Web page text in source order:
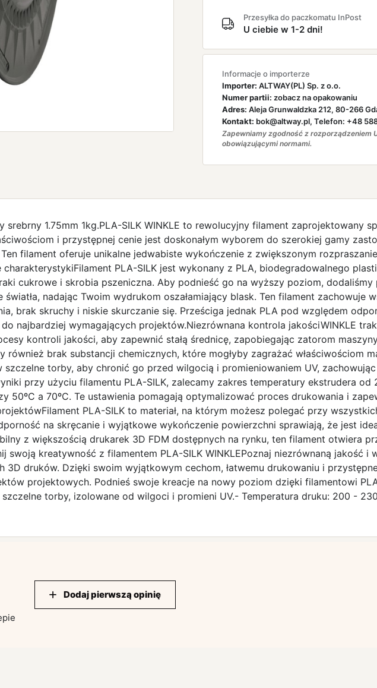
Przesyłka do paczkomatu InPost
U ciebie w 1-2 dni!
Informacje o importerze
Importer: ALTWAY(PL) Sp. z o.o.
Numer partii: zobacz na opakowaniu
Adres: Aleja Grunwaldzka 212, 80-266
Kontakt: bok@altway.pl, Telefon: +48
Zapewniamy zgodność z rozporządzeniem
obowiązującymi normami.
srebrny 1.75mm 1kg.PLA-SILK WINKLE to rewolucyjny filament zaprojektowany
i przystępnej cenie jest doskonałym wyborem do szerokiej gamy
filament oferuje unikalne jedwabiste wykończenie z zwiększonym
PLA-SILK jest wykonany z PLA, biodegradowalnego
cukrowe i skrobia pszeniczna. Aby podnieść go na wyższy poziom,
nadając Twoim wydrukom oszałamiający blask. Ten filament zachowuje
brak skruchy i niskie skurczanie się. Prześciga jednak PLA pod względem
najbardziej wymagających projektów.Niezrównana kontrola jakościWINKLE
kontroli jakości, aby zapewnić stałą średnicę, zapobiegając zatorom
brak substancji chemicznych, które mogłyby zagrażać właściwościom
torby, aby chronić go przed wilgocią i promieniowaniem UV,
przy użyciu filamentu PLA-SILK, zalecamy zakres temperatury ekstrudera od
50ºC a 70ºC. Te ustawienia pomagają optymalizować proces drukowania i
PLA-SILK to materiał, na którym możesz polegać przy
na skręcanie i wyjątkowe wykończenie powierzchni sprawiają, że jest
z większością drukarek 3D FDM dostępnych na rynku, ten filament otwiera
swoją kreatywność z filamentem PLA-SILK WINKLEPoznaj niezrównaną jakość i
3D druków. Dzięki swoim wyjątkowym cechom, łatwemu drukowaniu i
projektowych. Podnieś swoje kreacje na nowy poziom dzięki filamentowi
torby, izolowane od wilgoci i promieni UV.- Temperatura druku: 200 -
Dodaj pierwszą opinię